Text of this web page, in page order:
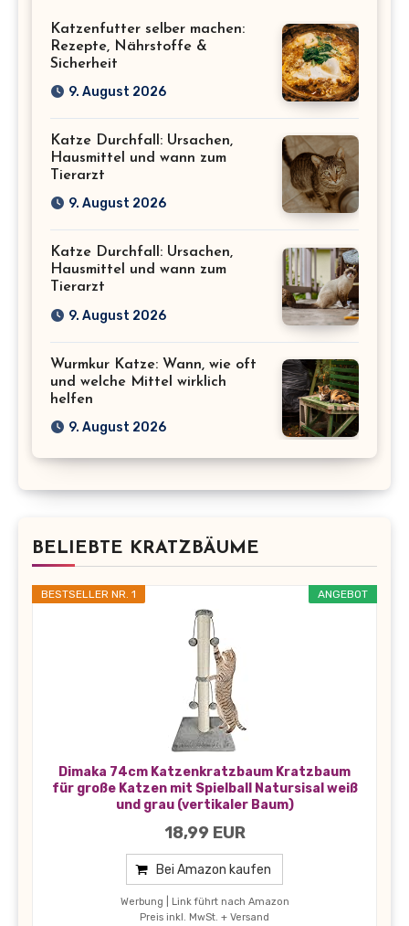
Katzenfutter selber machen:
Rezepte, Nährstoffe &
Sicherheit
9. August 2026
Katze Durchfall: Ursachen,
Hausmittel und wann zum
Tierarzt
9. August 2026
Katze Durchfall: Ursachen,
Hausmittel und wann zum
Tierarzt
9. August 2026
Wurmkur Katze: Wann, wie oft
und welche Mittel wirklich
helfen
9. August 2026
BELIEBTE KRATZBÄUME
ANGEBOT
BESTSELLER NR. 1
Dimaka 74cm Katzenkratzbaum Kratzbaum
für große Katzen mit Spielball Natursisal weiß
und grau (vertikaler Baum)
18,99 EUR
Bei Amazon kaufen
Werbung | Link führt nach Amazon
Preis inkl. MwSt. + Versand